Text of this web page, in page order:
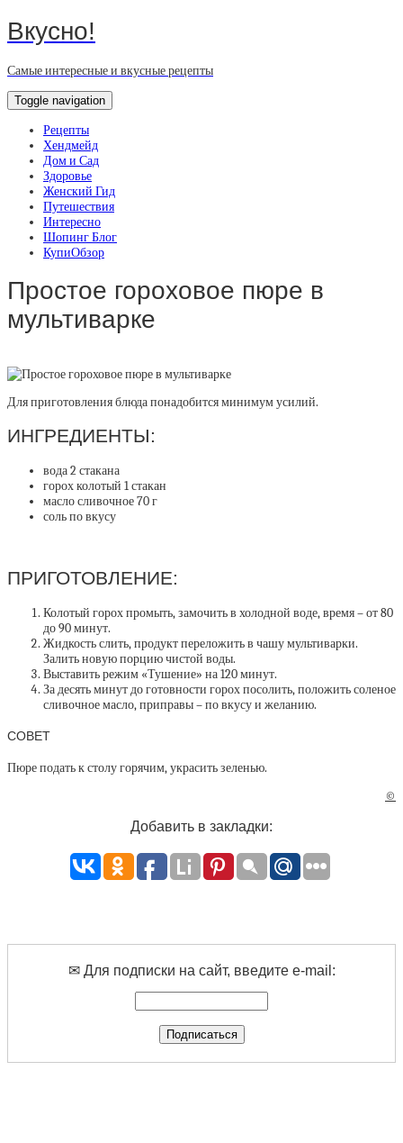
Вкусно!
Самые интересные и вкусные рецепты
Toggle navigation
Рецепты
Хендмейд
Дом и Сад
Здоровье
Женский Гид
Путешествия
Интересно
Шопинг Блог
КупиОбзор
Простое гороховое пюре в
мультиварке
Для приготовления блюда понадобится минимум усилий.
ИНГРЕДИЕНТЫ:
вода2стакана
горох колотый 1стакан
масло сливочное70г
сольпо вкусу
ПРИГОТОВЛЕНИЕ:
Колотый горох промыть, замочить в холодной воде, время – от 80
до 90 минут.
Жидкость слить, продукт переложить в чашу мультиварки.
Залить новую порцию чистой воды.
Выставить режим «Тушение» на 120 минут.
За десять минут до готовности горох посолить, положить соленое
сливочное масло, приправы – по вкусу и желанию.
СОВЕТ
Пюре подать к столу горячим, украсить зеленью.
©
Добавить в закладки:
✉ Для подписки на сайт, введите e-mail: